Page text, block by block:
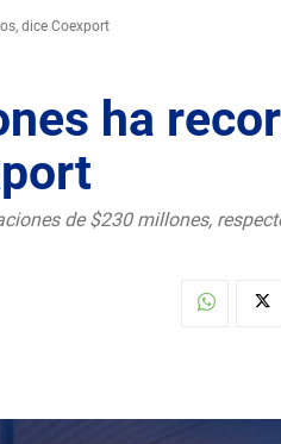
dice Coexport
ha
de $230 millones,